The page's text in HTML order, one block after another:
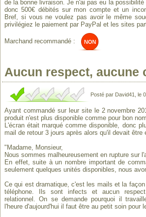
de la bonne livraison. Je n'ai pas eu la
donc 500€ débités sur mon compte et un
Bref, si vous ne voulez pas avoir le même
privilégiez le paiement par PayPal et les sites
Marchand recommandé :
Aucun respect,
Posté par David41, le
Ayant commandé sur leur site le 2 novembre
produit n'est plus disponible comme pour bon
L'écran était marqué comme disponible, donc
mail de retour 3 jours après alors qu'il devait être
"Madame, Monsieur,
Nous sommes malheureusement en rupture sur
En effet, suite à un nombre important de
seulement quelques unités disponibles, nous
Ce qui est dramatique, c'est les mails et la
téléphone. Ils sont infects et aucun
relationnel. On se demande pourquoi il
l'heure d'aujourd'hui il faut être au petit soin pour